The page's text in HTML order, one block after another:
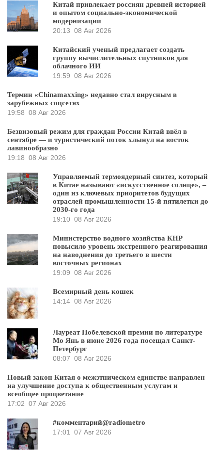
Китай привлекает россиян древней историей
и опытом социально-экономической
модернизации
20:13 08 Авг 2026
Китайский ученый предлагает создать
группу вычислительных спутников для
облачного ИИ
19:59 08 Авг 2026
Термин «Chinamaxxing» недавно стал вирусным в
зарубежных соцсетях
19:58 08 Авг 2026
Безвизовый режим для граждан России Китай ввёл в
сентябре — и туристический поток хлынул на восток
лавинообразно
19:18 08 Авг 2026
Управляемый термоядерный синтез, который
в Китае называют «искусственное солнце», –
один из ключевых приоритетов будущих
отраслей промышленности 15-й пятилетки до
2030-го года
19:10 08 Авг 2026
Министерство водного хозяйства КНР
повысило уровень экстренного реагирования
на наводнения до третьего в шести
восточных регионах
19:09 08 Авг 2026
Всемирный день кошек
14:14 08 Авг 2026
Лауреат Нобелевской премии по литературе
Мо Янь в июне 2026 года посещал Санкт-
Петербург
08:07 08 Авг 2026
Новый закон Китая о межэтническом единстве направлен
на улучшение доступа к общественным услугам и
всеобщее процветание
17:02 07 Авг 2026
#комментарий@radiometro
17:01 07 Авг 2026